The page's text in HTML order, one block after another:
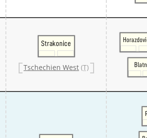
Strakonice
Tschechien West (T)